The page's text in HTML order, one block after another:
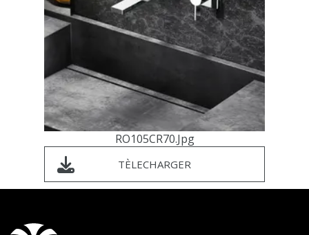
RO105CR70.jpg
TÈLECHARGER